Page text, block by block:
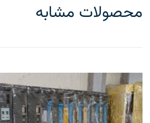
محصولات مشابه